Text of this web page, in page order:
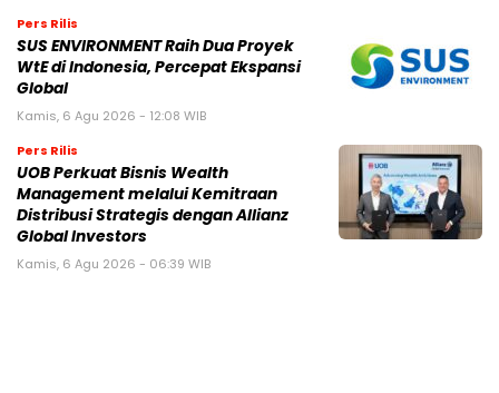
Pers Rilis
SUS ENVIRONMENT Raih Dua Proyek
WtE di Indonesia, Percepat Ekspansi
Global
Kamis, 6 Agu 2026 - 12:08 WIB
Pers Rilis
UOB Perkuat Bisnis Wealth
Management melalui Kemitraan
Distribusi Strategis dengan Allianz
Global Investors
Kamis, 6 Agu 2026 - 06:39 WIB